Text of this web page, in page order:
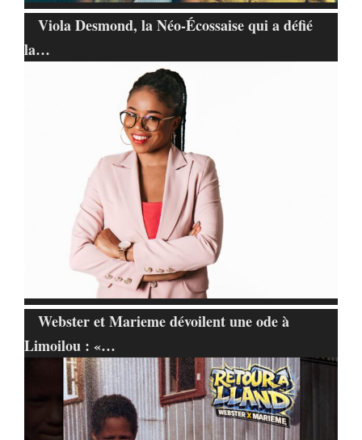
Viola Desmond, la Néo-Écossaise qui a défié
la…
Webster et Marieme dévoilent une ode à
Limoilou : «…